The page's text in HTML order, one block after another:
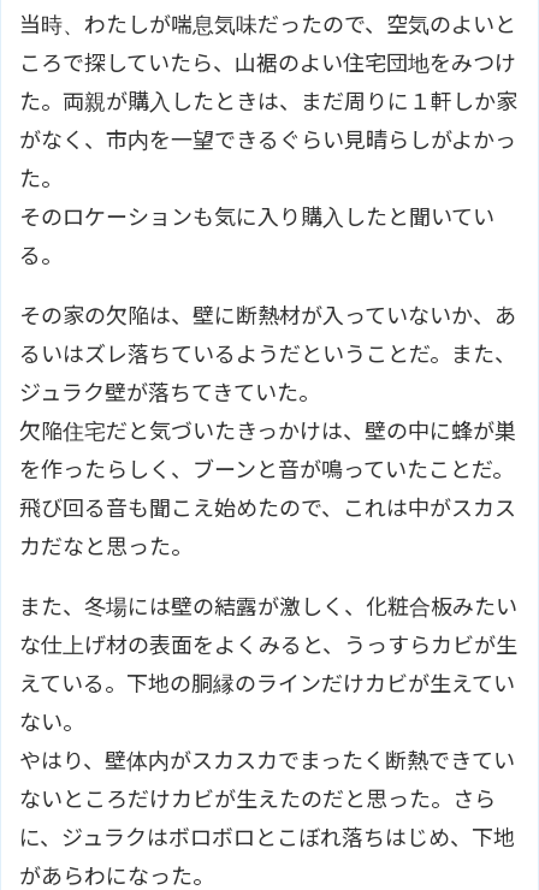
当時、わたしが喘息気味だったので、空気のよいと
ころで探していたら、山裾のよい住宅団地をみつけ
た。両親が購入したときは、まだ周りに１軒しか家
がなく、市内を一望できるぐらい見晴らしがよかっ
た。
そのロケーションも気に入り購入したと聞いてい
る。
その家の欠陥は、壁に断熱材が入っていないか、あ
るいはズレ落ちているようだということだ。また、
ジュラク壁が落ちてきていた。
欠陥住宅だと気づいたきっかけは、壁の中に蜂が巣
を作ったらしく、ブーンと音が鳴っていたことだ。
飛び回る音も聞こえ始めたので、これは中がスカス
カだなと思った。
また、冬場には壁の結露が激しく、化粧合板みたい
な仕上げ材の表面をよくみると、うっすらカビが生
えている。下地の胴縁のラインだけカビが生えてい
ない。
やはり、壁体内がスカスカでまったく断熱できてい
ないところだけカビが生えたのだと思った。さら
に、ジュラクはボロボロとこぼれ落ちはじめ、下地
があらわになった。